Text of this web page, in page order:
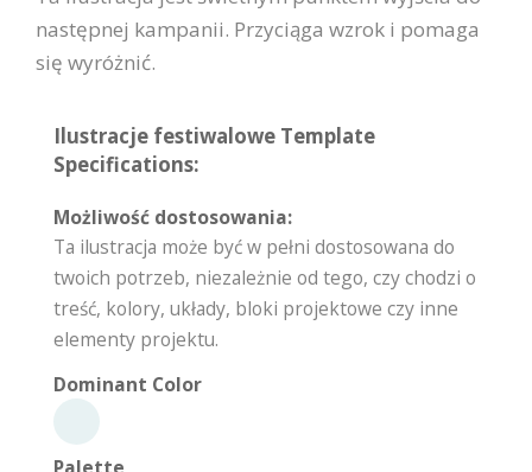
następnej kampanii. Przyciąga wzrok i pomaga
się wyróżnić.
Ilustracje festiwalowe Template
Specifications:
Możliwość dostosowania:
Ta ilustracja może być w pełni dostosowana do
twoich potrzeb, niezależnie od tego, czy chodzi o
treść, kolory, układy, bloki projektowe czy inne
elementy projektu.
Dominant Color